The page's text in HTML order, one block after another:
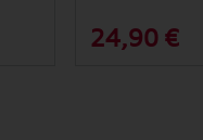
24,90 €